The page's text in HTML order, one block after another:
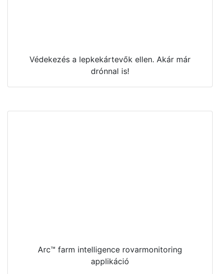
Védekezés a lepkekártevők ellen. Akár már
drónnal is!
Arc™ farm intelligence rovarmonitoring
applikáció